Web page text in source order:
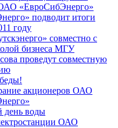
«ЕвроСибЭнерго»
подводит итоги
году
совместно с
бизнеса МГУ
проведут совместную
акционеров ОАО
день воды
ОАО